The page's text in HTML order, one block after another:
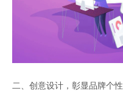
二、创意设计，彰显品牌个性